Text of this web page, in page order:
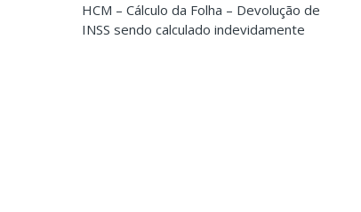
HCM – Cálculo da Folha – Devolução de
INSS sendo calculado indevidamente